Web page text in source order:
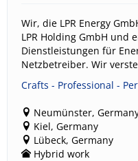
Wir, die LPR Energy
LPR Holding GmbH und
Dienstleistungen für
Netzbetreiber. Wir
Crafts - Professional -
Neumünster,
Kiel, Germany
Lübeck, Germany
Hybrid work